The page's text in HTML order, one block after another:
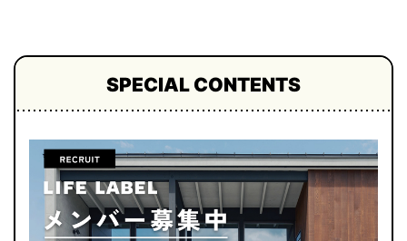
SPECIAL CONTENTS